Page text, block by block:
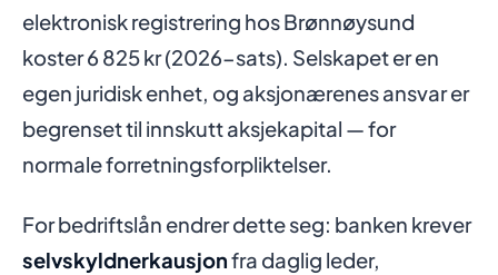
elektronisk registrering hos Brønnøysund
koster 6 825 kr (2026-sats). Selskapet er en
egen juridisk enhet, og aksjonærenes ansvar er
begrenset til innskutt aksjekapital — for
normale forretningsforpliktelser.
For bedriftslån endrer dette seg: banken krever
selvskyldnerkausjonfra daglig leder,